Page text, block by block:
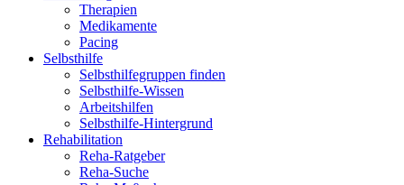
Therapien
Medikamente
Pacing
Selbsthilfe
Selbsthilfegruppen finden
Selbsthilfe-Wissen
Arbeitshilfen
Selbsthilfe-Hintergrund
Rehabilitation
Reha-Ratgeber
Reha-Suche